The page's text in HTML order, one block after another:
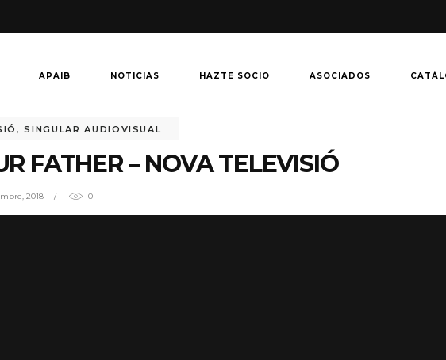
APAIB NOTICIAS HAZTE SOCIO ASOCIADOS
,SINGULAR AUDIOVISUAL
FATHER – NOVA TELEVISIÓ
2018 0